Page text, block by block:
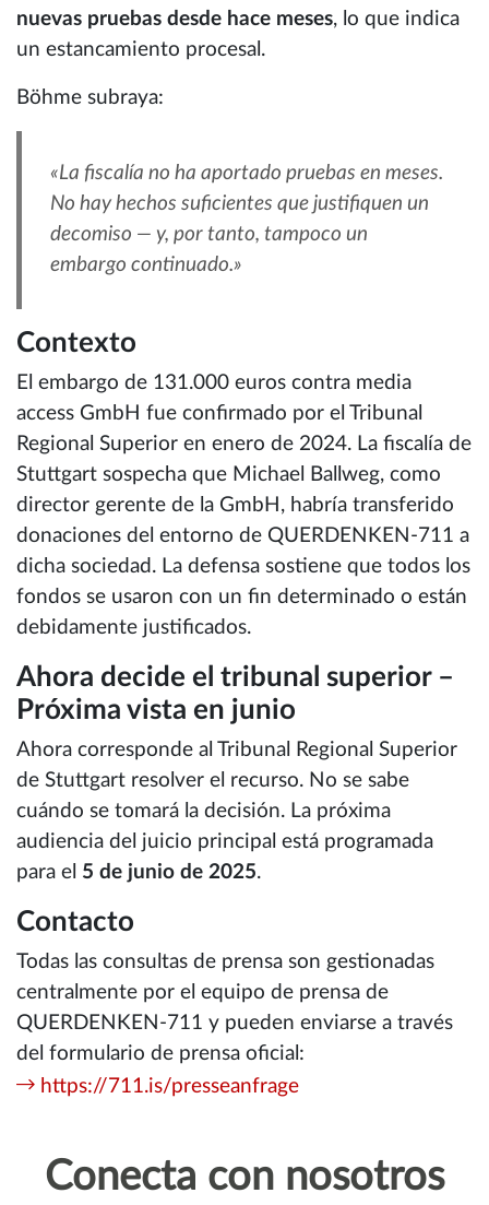
nuevas pruebas desde hace meses, lo que indica
un estancamiento procesal.
Böhme subraya:
«La fiscalía no ha aportado pruebas en meses.
No hay hechos suficientes que justifiquen un
decomiso — y, por tanto, tampoco un
embargo continuado.»
Contexto
El embargo de 131.000 euros contra media
access GmbH fue confirmado por el Tribunal
Regional Superior en enero de 2024. La fiscalía de
Stuttgart sospecha que Michael Ballweg, como
director gerente de la GmbH, habría transferido
donaciones del entorno de QUERDENKEN-711 a
dicha sociedad. La defensa sostiene que todos los
fondos se usaron con un fin determinado o están
debidamente justificados.
Ahora decide el tribunal superior –
Próxima vista en junio
Ahora corresponde al Tribunal Regional Superior
de Stuttgart resolver el recurso. No se sabe
cuándo se tomará la decisión. La próxima
audiencia del juicio principal está programada
para el 5 de junio de 2025.
Contacto
Todas las consultas de prensa son gestionadas
centralmente por el equipo de prensa de
QUERDENKEN-711 y pueden enviarse a través
del formulario de prensa oficial:
https://711.is/presseanfrage
Conecta con nosotros